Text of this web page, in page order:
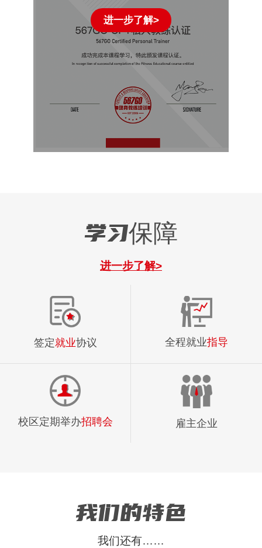
进一步了解>
学习保障
进一步了解>
签定就业协议 全程就业指导
校区定期举办招聘会 雇主企业
我们的特色
我们还有……